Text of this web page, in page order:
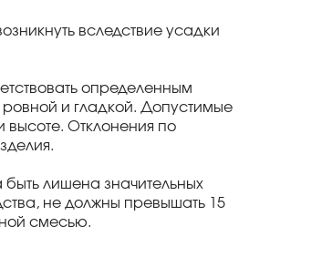
вследствие усадки
определенным
и гладкой. Допустимые
Отклонения по
быть лишена значительных
не должны превышать 15
смесью.